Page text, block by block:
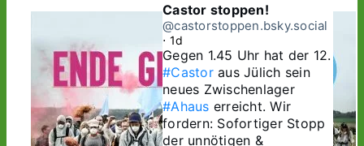
Castor stoppen!
@castorstoppen.bsky.social
⋅ 1d
Gegen 1.45 Uhr hat der 12.
#Castor aus Jülich sein
neues Zwischenlager
#Ahaus erreicht. Wir
fordern: Sofortiger Stopp
der unnötigen &